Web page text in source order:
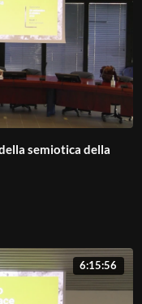
semiotica della
6:15:56